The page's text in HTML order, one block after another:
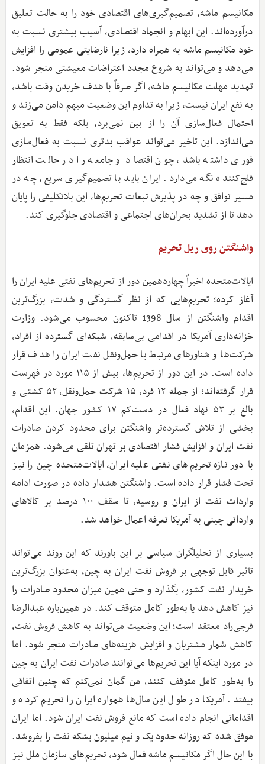
مکانیسم ماشه، تصمیم‌گیری‌های اقتصادی خود را به حالت تعلیق
درآورده‌اند. این ابهام و انجماد اقتصادی، آسیب بیشتری نسبت به
خود مکانیسم ماشه به همراه دارد، زیرا نارضایتی عمومی را افزایش
می‌دهد و می‌تواند به شروع مجدد اعتراضات معیشتی منجر شود.
تمدید مهلت مکانیسم ماشه، اگر صرفاً با هدف خریدن وقت باشد،
به نفع ایران نیست، زیرا به تداوم این وضعیت مبهم دامن می‌زند و
احتمال فعال‌سازی آن را از بین نمی‌برد، بلکه فقط به تعویق
می‌اندازد. این تاخیر می‌تواند عواقب بدتری نسبت به فعال‌سازی
فوری داشته باشد، چون اقتصاد و جامعه را در حالت انتظار
فلج‌کننده نگه می‌دارد. ایران باید با تصمیم‌گیری سریع، چه در
مسیر توافق و چه در پذیرش تبعات تحریم‌ها، این بلاتکلیفی را پایان
دهد تا از تشدید بحران‌های اجتماعی و اقتصادی جلوگیری کند.
واشنگتن روی ریل تحریم
ایالات‌متحده اخیراً چهاردهمین دور از تحریم‌های نفتی علیه ایران را
آغاز کرده؛ تحریم‌هایی که از نظر گستردگی و شدت، بزرگ‌ترین
اقدام واشنگتن از سال 1398 تاکنون محسوب می‌شود. وزارت
خزانه‌داری آمریکا در اقدامی بی‌سابقه، شبکه‌ای گسترده از افراد،
شرکت‌ها و شناورهای مرتبط با حمل‌ونقل نفت ایران را هدف قرار
داده است. در این دور از تحریم‌ها، بیش از ۱۱۵ مورد در فهرست
قرار گرفته‌اند؛ از جمله ۱۲ فرد، ۱۵ شرکت حمل‌ونقل، ۵۲ کشتی و
بالغ بر ۵۳ نهاد فعال در دست‌کم ۱۷ کشور جهان. این اقدام،
بخشی از تلاش گسترده‌تر واشنگتن برای محدود کردن صادرات
نفت ایران و افزایش فشار اقتصادی بر تهران تلقی می‌شود. همزمان
با دور تازه تحریم‌های نفتی علیه ایران، ایالات‌متحده چین را نیز
تحت فشار قرار داده است. واشنگتن هشدار داده در صورت ادامه
واردات نفت از ایران و روسیه، تا سقف ۱۰۰ درصد بر کالاهای
وارداتی چینی به آمریکا تعرفه اعمال خواهد شد.
بسیاری از تحلیلگران سیاسی بر این باورند که این روند می‌تواند
تاثیر قابل‌ توجهی بر فروش نفت ایران به چین، به‌عنوان بزرگ‌ترین
خریدار نفت کشور، بگذارد و حتی همین میزان محدود صادرات را
نیز کاهش دهد یا به‌طور کامل متوقف کند. در همین‌باره عبدالرضا
فرجی‌راد معتقد است؛ این وضعیت می‌تواند به کاهش فروش نفت،
کاهش شمار مشتریان و افزایش هزینه‌های صادرات منجر شود. اما
در مورد اینکه آیا این تحریم‌ها می‌توانند صادرات نفت ایران به چین
را به‌طور کامل متوقف کنند، من گمان نمی‌کنم که چنین اتفاقی
بیفتد. آمریکا در طول این سال‌ها همواره ایران را تحریم کرده و
اقداماتی انجام داده است که مانع فروش نفت ایران شود. اما ایران
موفق شده که روزانه حدود یک و نیم میلیون بشکه نفت را بفروشد.
با این حال اگر مکانیسم ماشه فعال شود، تحریم‌های سازمان ملل نیز